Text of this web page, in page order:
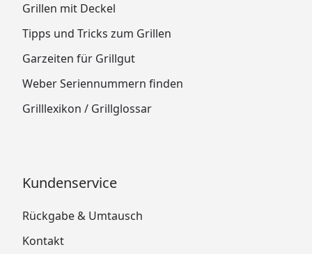
Grillen mit Deckel
Tipps und Tricks zum Grillen
Garzeiten für Grillgut
Weber Seriennummern finden
Grilllexikon / Grillglossar
Kundenservice
Rückgabe & Umtausch
Kontakt